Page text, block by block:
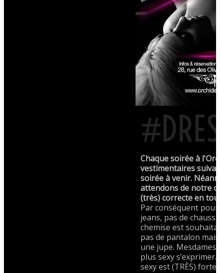
Chaque soirée à
vestimentaires
soirée à venir.
attendons de notre
(très) correcte en
Par conséquent
jeans, pas de
chemise est
pas de pantalon
une jupe.
plus sexy
sexy est (TRÈS)